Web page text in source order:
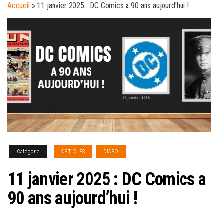
Accueil » 11 janvier 2025 : DC Comics a 90 ans aujourd’hui !
Catégorie ARTICLES DIAPO
11 janvier 2025 : DC Comics a
90 ans aujourd’hui !